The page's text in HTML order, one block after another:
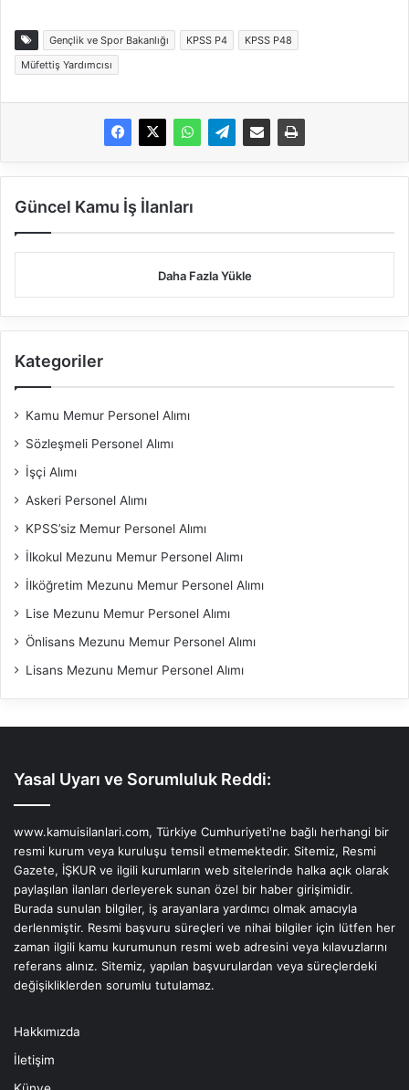
Gençlik ve Spor Bakanlığı KPSS P4
KPSS P48
Müfettiş Yardımcısı
Güncel Kamu İş İlanları
Daha Fazla Yükle
Kategoriler
Kamu Memur Personel Alımı
Sözleşmeli Personel Alımı
İşçi Alımı
Askeri Personel Alımı
KPSS’siz Memur Personel Alımı
İlkokul Mezunu Memur Personel Alımı
İlköğretim Mezunu Memur Personel Alımı
Lise Mezunu Memur Personel Alımı
Önlisans Mezunu Memur Personel Alımı
Lisans Mezunu Memur Personel Alımı
Yasal Uyarı ve Sorumluluk Reddi:
www.kamuisilanlari.com, Türkiye Cumhuriyeti'ne bağlı herhangi bir
resmi kurum veya kuruluşu temsil etmemektedir. Sitemiz, Resmi
Gazete, İŞKUR ve ilgili kurumların web sitelerinde halka açık olarak
paylaşılan ilanları derleyerek sunan özel bir haber girişimidir.
Burada sunulan bilgiler, iş arayanlara yardımcı olmak amacıyla
derlenmiştir. Resmi başvuru süreçleri ve nihai bilgiler için lütfen her
zaman ilgili kamu kurumunun resmi web adresini veya kılavuzlarını
referans alınız. Sitemiz, yapılan başvurulardan veya süreçlerdeki
değişikliklerden sorumlu tutulamaz.
Hakkımızda
İletişim